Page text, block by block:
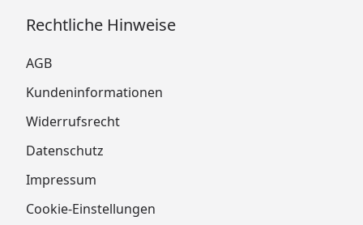
Rechtliche Hinweise
AGB
Kundeninformationen
Widerrufsrecht
Datenschutz
Impressum
Cookie-Einstellungen